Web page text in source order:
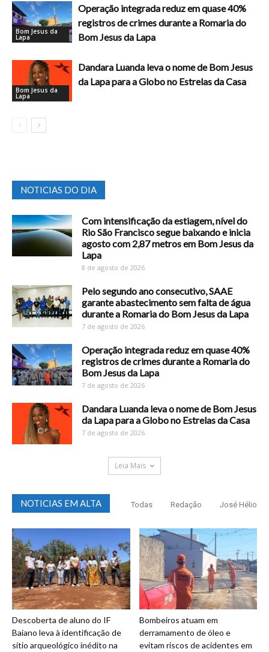
Bom Jesus da
Lapa
Operação integrada reduz em quase 40%
registros de crimes durante a Romaria do
Bom Jesus da Lapa
Bom Jesus da
Lapa
Dandara Luanda leva o nome de Bom Jesus
da Lapa para a Globo no Estrelas da Casa
NOTICIAS DO DIA
Com intensificação da estiagem, nível do
Rio São Francisco segue baixando e inicia
agosto com 2,87 metros em Bom Jesus da
Lapa
8 de agosto de 2026
Pelo segundo ano consecutivo, SAAE
garante abastecimento sem falta de água
durante a Romaria do Bom Jesus da Lapa
7 de agosto de 2026
Operação integrada reduz em quase 40%
registros de crimes durante a Romaria do
Bom Jesus da Lapa
7 de agosto de 2026
Dandara Luanda leva o nome de Bom Jesus
da Lapa para a Globo no Estrelas da Casa
7 de agosto de 2026
Leia Mais
NOTICIAS EM ALTA Todas Redação José Hélio
Descoberta de aluno do IF
Baiano leva à identificação de
sítio arqueológico inédito na
Bombeiros atuam em
derramamento de óleo e
evitam riscos de acidentes em